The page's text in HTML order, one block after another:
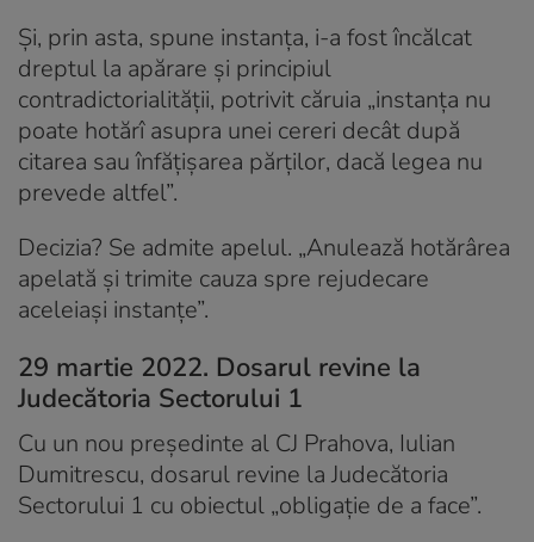
Și, prin asta, spune instanța, i-a fost încălcat
dreptul la apărare și principiul
contradictorialității, potrivit căruia „instanța nu
poate hotărî asupra unei cereri decât după
citarea sau înfățișarea părților, dacă legea nu
prevede altfel”.
Decizia? Se admite apelul. „Anulează hotărârea
apelată și trimite cauza spre rejudecare
aceleiași instanțe”.
29 martie 2022. Dosarul revine la
Judecătoria Sectorului 1
Cu un nou președinte al CJ Prahova, Iulian
Dumitrescu, dosarul revine la Judecătoria
Sectorului 1 cu obiectul „obligaţie de a face”.